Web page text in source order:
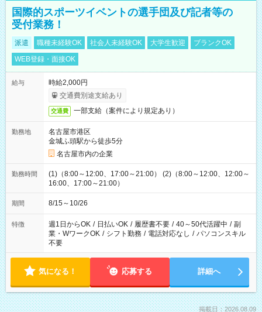
国際的スポーツイベントの選手団及び記者等の
受付業務！
派遣 職種未経験OK 社会人未経験OK 大学生歓迎
ブランクOK
WEB登録・面接OK
給与
時給2,000円
交通費別途支給あり
交通費 一部支給（案件により規定あり）
勤務地
名古屋市港区
金城ふ頭駅から徒歩5分
名古屋市内の企業
勤務時間
(1)（8:00～12:00、17:00～21:00） (2)（8:00～12:00、12:00～
16:00、17:00～21:00）
期間 8/15～10/26
特徴 週1日からOK / 日払いOK / 履歴書不要 / 40～50代活躍中 / 副
業・WワークOK / シフト勤務 / 電話対応なし / パソコンスキル
不要
気になる！ 応募する 詳細へ
掲載日：2026.08.09